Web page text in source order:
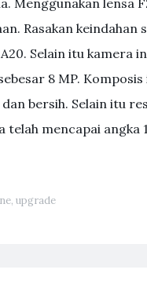
Rasakan keindahan
Selain itu kamera
8 MP. Komposis
bersih. Selain itu
telah mencapai angka
, upgrade